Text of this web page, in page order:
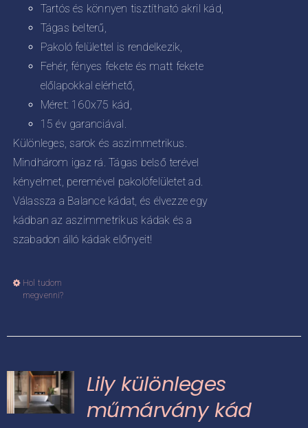
Tartós és könnyen tisztítható akril kád,
Tágas belterű,
Pakoló felülettel is rendelkezik,
Fehér, fényes fekete és matt fekete
előlapokkal elérhető,
Méret: 160x75 kád,
15 év garanciával.
Különleges, sarok és aszimmetrikus.
Mindhárom igaz rá. Tágas belső terével
kényelmet, peremével pakolófelületet ad.
Válassza a Balance kádat, és élvezze egy
kádban az aszimmetrikus kádak és a
szabadon álló kádak előnyeit!
Hol tudom
megvenni?
van.
változatok
Lily különleges
műmárvány kád